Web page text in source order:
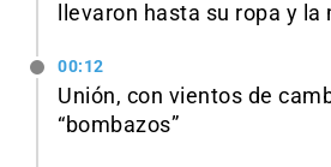
llevaron hasta su ropa y la
00:12
Unión, con vientos de
“bombazos”